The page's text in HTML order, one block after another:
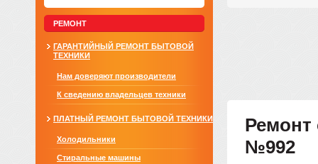
РЕМОНТ
ГАРАНТИЙНЫЙ РЕМОНТ БЫТОВОЙ
ТЕХНИКИ
Нам доверяют производители
К сведению владельцев техники
ПЛАТНЫЙ РЕМОНТ БЫТОВОЙ ТЕХНИКИ
Холодильники
Стиральные машины
№992